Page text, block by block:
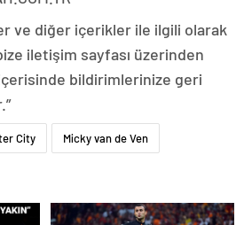
ve diğer içerikler ile ilgili olarak
iletişim sayfası üzerinden
bildirimlerinize geri
City Micky van de Ven